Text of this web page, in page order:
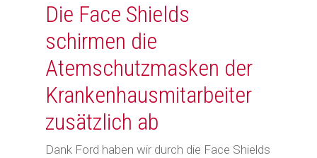
Die Face Shields
schirmen die
Atemschutzmasken der
Krankenhausmitarbeiter
zusätzlich ab
Dank Ford haben wir durch die Face Shields